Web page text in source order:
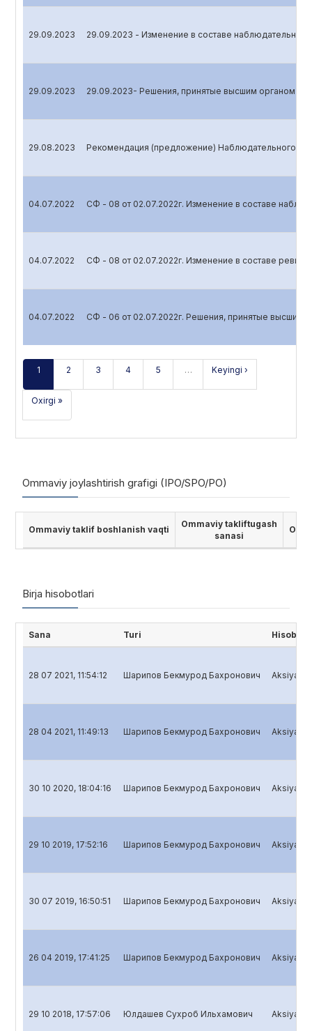
29.09.2023 29.09.2023 - Изменение в составе наблюдательного
29.09.2023 29.09.2023- Решения, принятые высшим органом
29.08.2023 Рекомендация (предложение) Наблюдательного
04.07.2022 СФ - 08 от 02.07.2022г. Изменение в составе
04.07.2022 СФ - 08 от 02.07.2022г. Изменение в составе
04.07.2022 СФ - 06 от 02.07.2022г. Решения, принятые высшим
1 2 3 4 5 … Keyingi ›
Oxirgi »
Ommaviy joylashtirish grafigi (IPO/SPO/PO)
Ommaviy taklif boshlanish vaqti
Ommaviy takliftugash
sanasi
Birja hisobotlari
Sana Turi Hisobot
28 07 2021, 11:54:12 Шарипов Бекмурод Бахронович
28 04 2021, 11:49:13 Шарипов Бекмурод Бахронович
30 10 2020, 18:04:16 Шарипов Бекмурод Бахронович
29 10 2019, 17:52:16 Шарипов Бекмурод Бахронович
30 07 2019, 16:50:51 Шарипов Бекмурод Бахронович
26 04 2019, 17:41:25 Шарипов Бекмурод Бахронович
29 10 2018, 17:57:06 Юлдашев Сухроб Ильхамович